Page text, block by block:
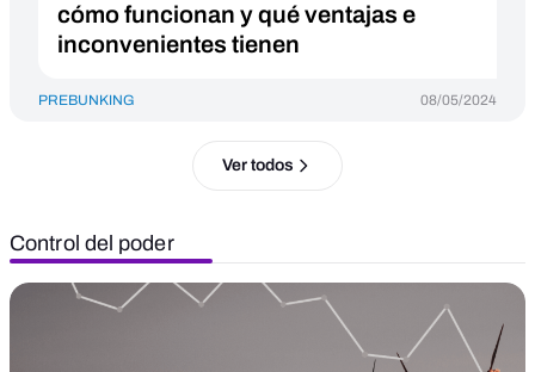
cómo funcionan y qué ventajas e
inconvenientes tienen
PREBUNKING 08/05/2024
Ver todos
Control del poder